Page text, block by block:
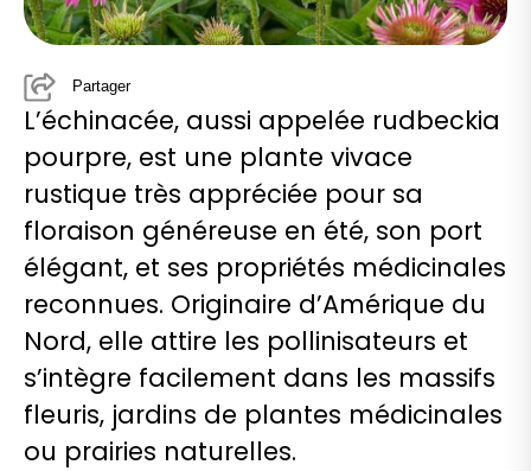
Partager
L’échinacée, aussi appelée rudbeckia
pourpre, est une plante vivace
rustique très appréciée pour sa
floraison généreuse en été, son port
élégant, et ses propriétés médicinales
reconnues. Originaire d’Amérique du
Nord, elle attire les pollinisateurs et
s’intègre facilement dans les massifs
fleuris, jardins de plantes médicinales
ou prairies naturelles.